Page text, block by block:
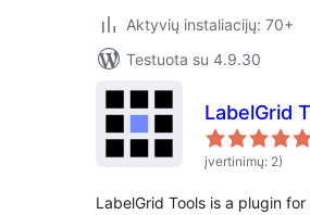
Aktyvių instaliacijų: 70+
Testuota su 4.9.30
LabelGrid
įvertinimų: 2)
LabelGrid Tools is a plugin for